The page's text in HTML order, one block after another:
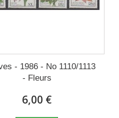
- 1986 - No 1110/1113
- Fleurs
6,00 €